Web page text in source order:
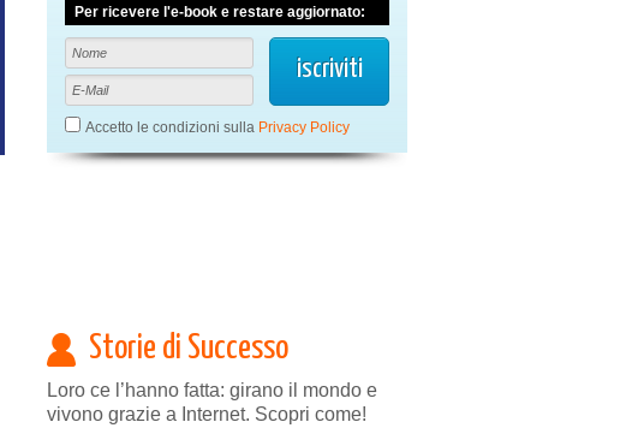
Per ricevere l'e-book e restare aggiornato:
Accetto le condizioni sulla Privacy Policy
Storie di Successo
Loro ce l’hanno fatta: girano il mondo e
vivono grazie a Internet. Scopri come!